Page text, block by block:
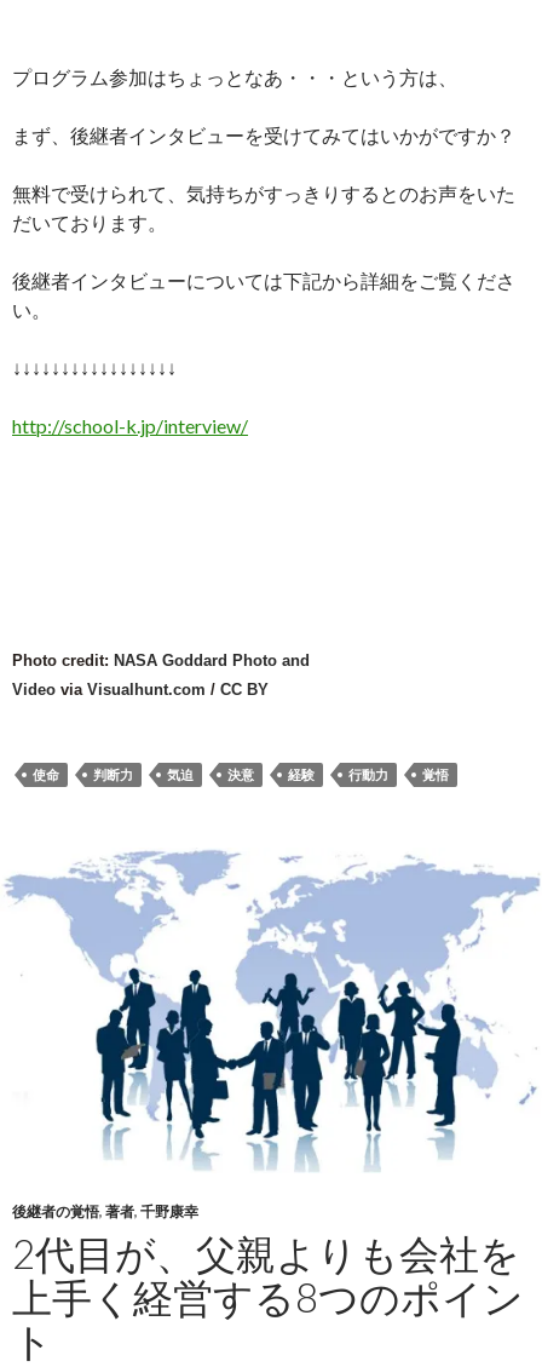
プログラム参加はちょっとなあ・・・という方は、
まず、後継者インタビューを受けてみてはいかがですか？
無料で受けられて、気持ちがすっきりするとのお声をいた
だいております。
後継者インタビューについては下記から詳細をご覧くださ
い。
↓↓↓↓↓↓↓↓↓↓↓↓↓↓↓↓↓
http://school-k.jp/interview/
Photo credit: NASA Goddard Photo and
Video via Visualhunt.com / CC BY
使命 判断力 気迫 決意 経験 行動力 覚悟
後継者の覚悟, 著者, 千野康幸
2代目が、父親よりも会社を
上手く経営する8つのポイン
ト